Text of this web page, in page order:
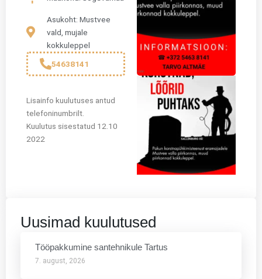
Asukoht: Mustvee
vald, mujale
kokkuleppel
54638141
Lisainfo kuulutuses antud
telefoninumbrilt.
Kuulutus sisestatud 12.10
2022
Uusimad kuulutused
Tööpakkumine santehnikule Tartus
7. august, 2026